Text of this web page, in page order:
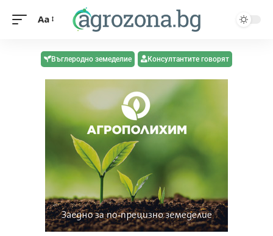
Aa
Въглеродно земеделие Консултантите говорят